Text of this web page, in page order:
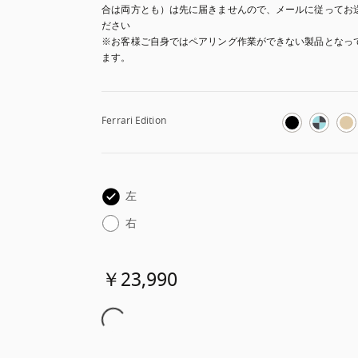
合は両方とも）は先に届きませんので、メールに従ってお
ださい
※お客様ご自身ではペアリング作業ができない製品となっ
ます。
Ferrari Edition
左
右
￥23,990